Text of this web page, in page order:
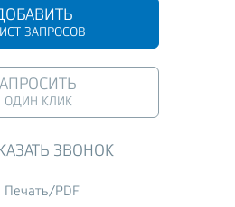
ЗАПРОСОВ
ОДИН КЛИК
ЗВОНОК
Печать/PDF